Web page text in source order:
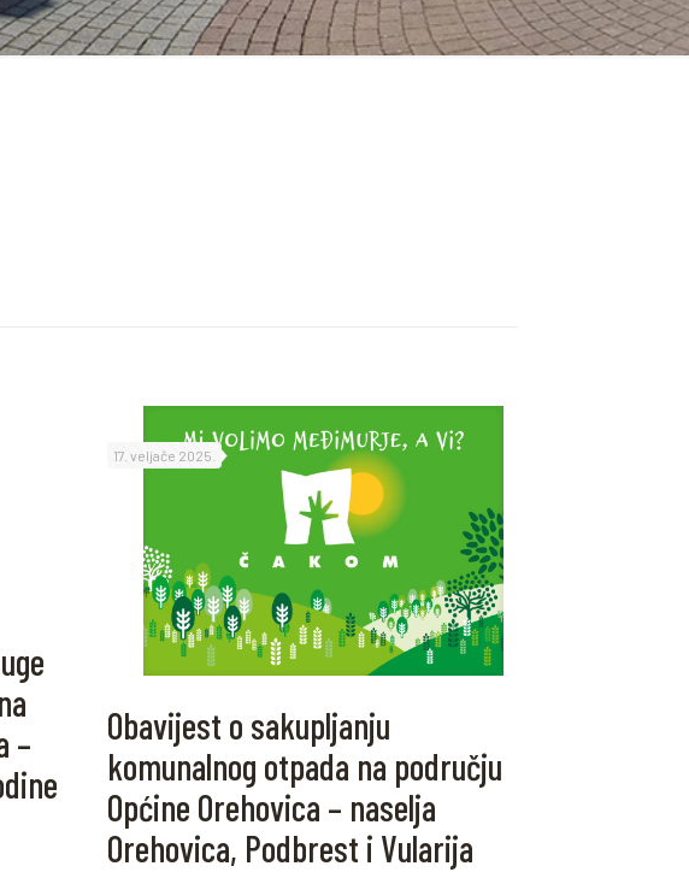
–
17. veljače 2025.
Obavijest o sakupljanju
komunalnog otpada na području
Općine Orehovica – naselja
Orehovica, Podbrest i Vularija